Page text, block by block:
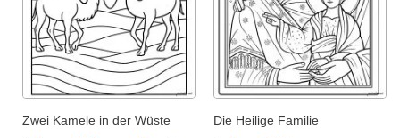
Zwei Kamele in der Wüste
Die Heilige Familie